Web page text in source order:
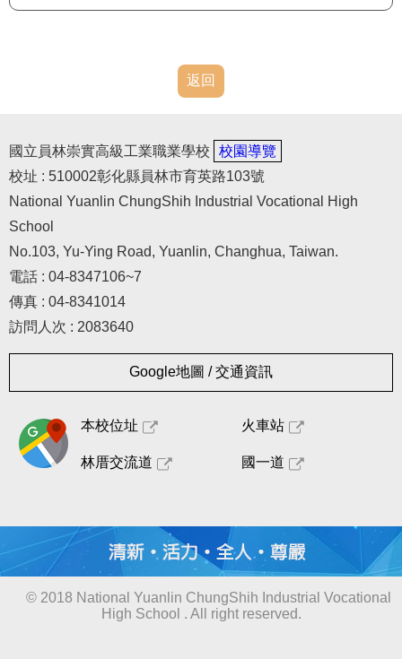
返回
國立員林崇實高級工業職業學校
校園導覽
校址 : 510002彰化縣員林市育英路103號
National Yuanlin ChungShih Industrial Vocational High
School
No.103, Yu-Ying Road, Yuanlin, Changhua, Taiwan.
電話 : 04-8347106~7
傳真 : 04-8341014
訪問人次 : 2083640
Google地圖 / 交通資訊
本校位址 火車站
林厝交流道 國一道
© 2018 National Yuanlin ChungShih Industrial Vocational
High School . All right reserved.